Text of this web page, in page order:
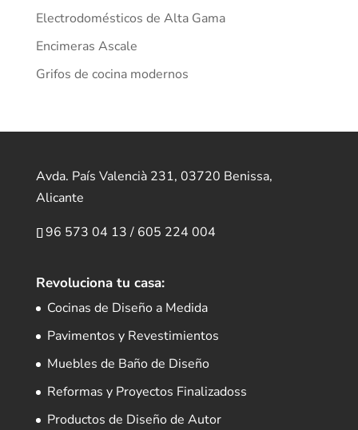
Electrodomésticos de Alta Gama
Encimeras Ascale
Grifos de cocina modernos
Avda. País Valencià 231, 03720 Benissa,
Alicante
96 573 04 13/ 605 224 004
Revoluciona tu casa:
Cocinas de Diseño a Medida
Pavimentos y Revestimientos
Muebles de Baño de Diseño
Reformas y Proyectos Finalizadoss
Productos de Diseño de Autor